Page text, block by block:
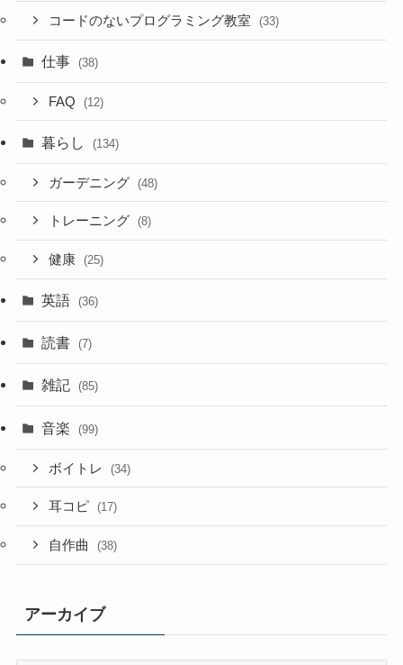
コードのないプログラミング教室 (33)
仕事 (38)
FAQ (12)
暮らし (134)
ガーデニング (48)
トレーニング (8)
健康 (25)
英語 (36)
読書 (7)
雑記 (85)
音楽 (99)
ボイトレ (34)
耳コピ (17)
自作曲 (38)
アーカイブ